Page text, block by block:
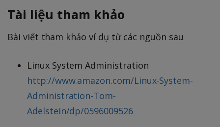
Tài liệu tham khảo
Bài viết tham khảo ví dụ từ các nguồn sau
Linux System Administration
http://www.amazon.com/Linux-System-
Administration-Tom-
Adelstein/dp/0596009526